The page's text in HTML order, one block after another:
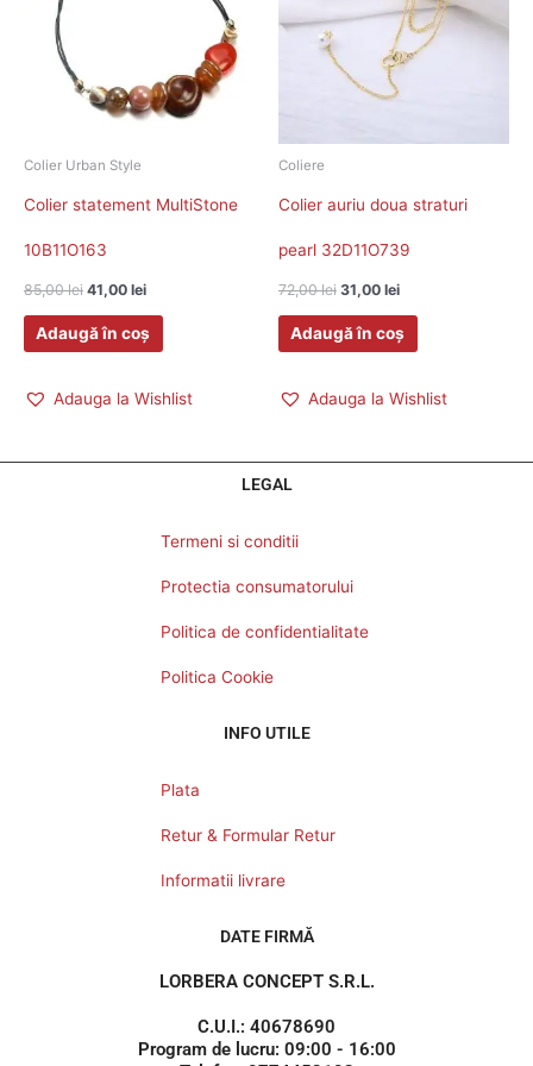
Colier Urban Style
Colier statement MultiStone
10B11O163
85,00lei 41,00 lei
Adaugă în coș
Adauga la Wishlist
Coliere
Colier auriu doua straturi
pearl 32D11O739
72,00lei 31,00 lei
Adaugă în coș
Adauga la Wishlist
LEGAL
Termeni si conditii
Protectia consumatorului
Politica de confidentialitate
Politica Cookie
INFO UTILE
Plata
Retur & Formular Retur
Informatii livrare
DATE FIRMĂ
LORBERA CONCEPT S.R.L.
C.U.I.: 40678690
Program de lucru: 09:00 - 16:00